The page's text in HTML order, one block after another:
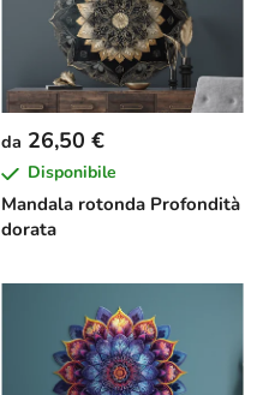
Mandala rotonda Profondità
dorata
da 26,50 €
Disponibile